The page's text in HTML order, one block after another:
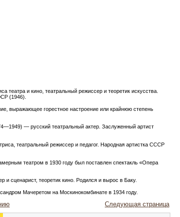
и кино, театральный режиссер и теоретик искусства.
(1946).
выражающее горестное настроение или крайнюю степень
— русский театральный актер. Заслуженный артист
театральный режиссер и педагог. Народная артистка СССР
театром в 1930 году был поставлен спектакль «Опера
сценарист, теоретик кино. Родился и вырос в Баку.
Мачеретом на Москинокомбинате в 1934 году.
Следующая страница